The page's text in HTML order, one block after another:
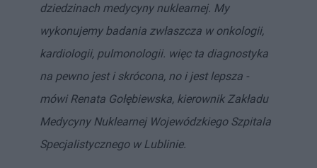
dziedzinach medycyny nuklearnej. My
wykonujemy badania zwłaszcza w onkologii,
kardiologii, pulmonologii. więc ta diagnostyka
na pewno jest i skrócona, no i jest lepsza -
mówi Renata Gołębiewska, kierownik Zakładu
Medycyny Nuklearnej Wojewódzkiego Szpitala
Specjalistycznego w Lublinie.